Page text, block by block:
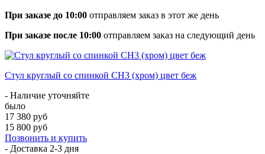
При заказе до 10:00 отправляем заказ в этот же день
При заказе после 10:00 отправляем заказ на следующий день
Стул круглый со спинкой CH3 (хром) цвет беж
- Наличие уточняйте
было
17 380 руб
15 800 руб
Позвонить и купить
- Доставка 2-3 дня